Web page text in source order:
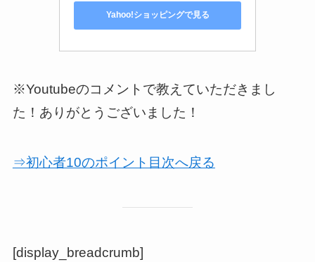
Yahoo!ショッピングで見る
※Youtubeのコメントで教えていただきまし
た！ありがとうございました！
⇒初心者10のポイント目次へ戻る
[display_breadcrumb]